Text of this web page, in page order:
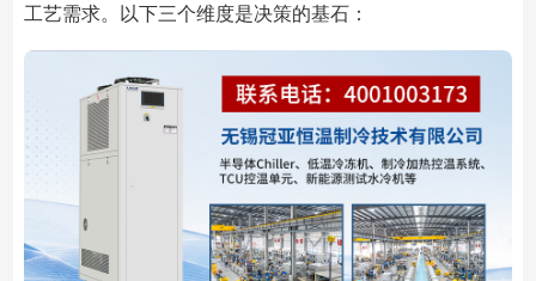
工艺需求。以下三个维度是决策的基石：